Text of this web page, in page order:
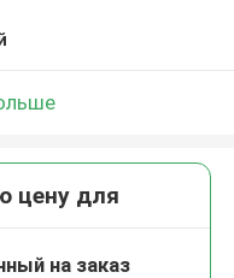
цену для
на заказ